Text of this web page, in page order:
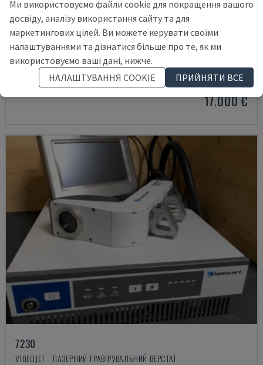
VJ 7230
VIDEOJET - ЛАЗЕРНИЙ ГРАВІРУВАЛЬНИЙ ВЕРСТАТ
НІМЕЧЧИНА 2018
17.000 €
7230
VIDEOJET - ЛАЗЕРНИЙ ГРАВІРУВАЛЬНИЙ ВЕРСТАТ
Ми використовуємо файли cookie для покращення вашого
досвіду, аналізу використання сайту та для
маркетингових цілей. Ви можете керувати своїми
налаштуваннями та дізнатися більше про те, як ми
використовуємо ваші дані, нижче.
НАЛАШТУВАННЯ COOKIE
ПРИЙНЯТИ ВСЕ